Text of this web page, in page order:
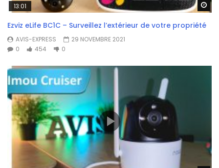
13:01
Ezviz eLife BC1C – Surveillez l’extérieur de votre propriété
AVIS-EXPRESS
29 NOVEMBRE 2021
0
454 0